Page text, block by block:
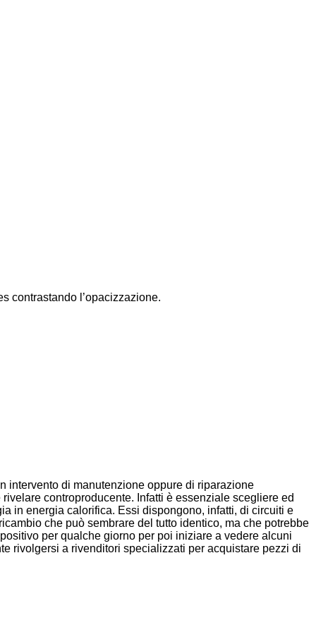
contrastando l’opacizzazione.
intervento di manutenzione oppure di riparazione
controproducente. Infatti è essenziale scegliere ed
in energia calorifica. Essi dispongono, infatti, di circuiti e
che può sembrare del tutto identico, ma che potrebbe
per qualche giorno per poi iniziare a vedere alcuni
rivolgersi a rivenditori specializzati per acquistare pezzi di